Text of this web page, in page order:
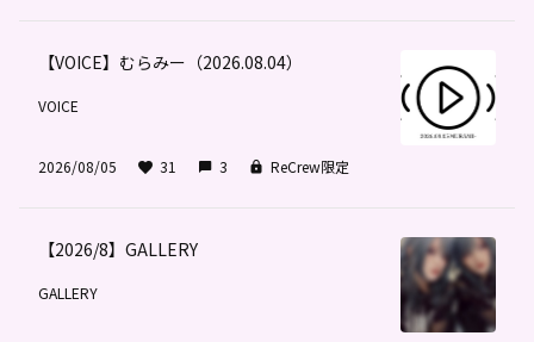
【VOICE】むらみー（2026.08.04）
VOICE
2026/08/05 31 3 ReCrew限定
【2026/8】GALLERY
GALLERY